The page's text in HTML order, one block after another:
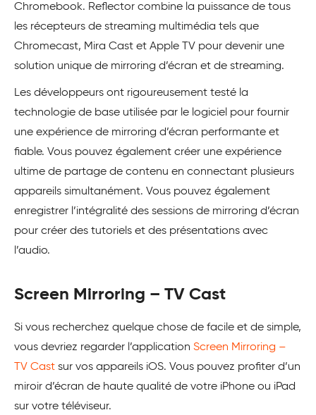
Chromebook. Reflector combine la puissance de tous
les récepteurs de streaming multimédia tels que
Chromecast, Mira Cast et Apple TV pour devenir une
solution unique de mirroring d’écran et de streaming.
Les développeurs ont rigoureusement testé la
technologie de base utilisée par le logiciel pour fournir
une expérience de mirroring d’écran performante et
fiable. Vous pouvez également créer une expérience
ultime de partage de contenu en connectant plusieurs
appareils simultanément. Vous pouvez également
enregistrer l’intégralité des sessions de mirroring d’écran
pour créer des tutoriels et des présentations avec
l’audio.
Screen Mirroring – TV Cast
Si vous recherchez quelque chose de facile et de simple,
vous devriez regarder l’application Screen Mirroring –
TV Cast sur vos appareils iOS. Vous pouvez profiter d’un
miroir d’écran de haute qualité de votre iPhone ou iPad
sur votre téléviseur.